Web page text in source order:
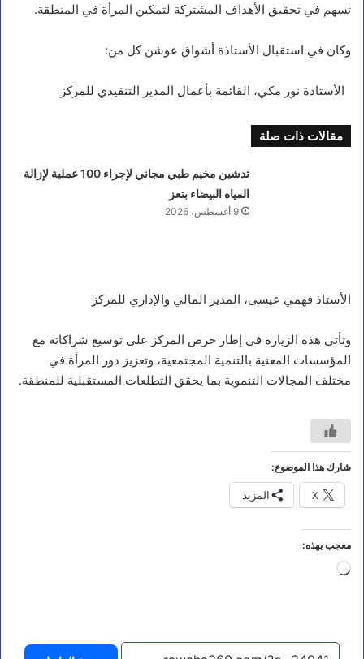
تسهم في تحقيق الأهداف المشتركة لتمكين المرأة في المنطقة.
وكان في استقبال الأستاذة أشواق عوشن كل من:
الأستاذة نور مكي، القائمة بأعمال المدير التنفيذي للمركز
مقالات ذات صلة
تدشين مخيم طبي مجاني لإجراء 100 عملية لإزالة
المياه البيضاء بتعز
9 أغسطس، 2026
الأستاذ فهمي عيسى، المدير المالي والإداري للمركز
وتأتي هذه الزيارة في إطار حرص المركز على توسيع شراكاته مع
المؤسسات المعنية بالتنمية المجتمعية، وتعزيز دور المرأة في
مختلف المجالات التنموية بما يحقق التطلعات المستقبلية للمنطقة.
شارك هذا الموضوع:
X المزيد
معجب بهذه:
جاري
مقالات
ح
ي
ن
ن
ص
ك